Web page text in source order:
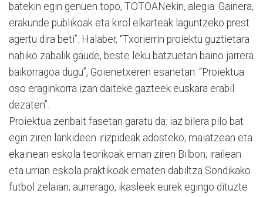
batekin egin genuen topo, TOTOANekin, alegia. Gainera,
erakunde publikoak eta kirol elkarteak laguntzeko prest
agertu dira beti”. Halaber, “Txorierrin proiektu guztietara
nahiko zabalik gaude, beste leku batzuetan baino jarrera
baikorragoa dugu”, Goienetxeren esanetan. “Proiektua
oso eraginkorra izan daiteke gazteek euskara erabil
dezaten”.
Proiektua zenbait fasetan garatu da: iaz bilera pilo bat
egin ziren lankideen irizpideak adosteko; maiatzean eta
ekainean eskola teorikoak eman ziren Bilbon; irailean
eta urrian eskola praktikoak ematen dabiltza Sondikako
futbol zelaian; aurrerago, ikasleek eurek egingo dituzte